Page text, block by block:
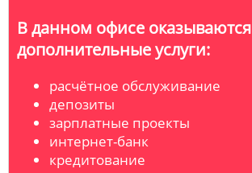
В данном офисе оказываются
дополнительные услуги:
расчётное обслуживание
депозиты
зарплатные проекты
интернет-банк
кредитование